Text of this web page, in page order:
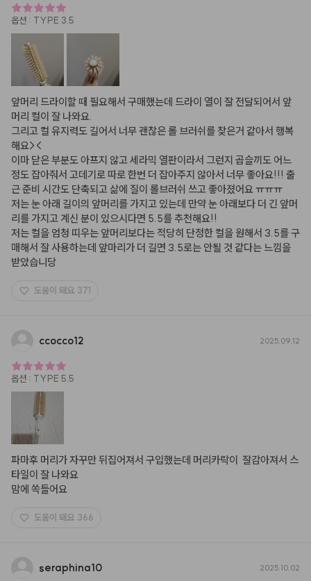
옵션 : TYPE 3.5
앞머리 드라이할 때 필요해서 구매했는데 드라이 열이 잘 전달되어서 앞
머리 컬이 잘 나와요.
그리고 컬 유지력도 길어서 너무 괜찮은 롤 브러쉬를 찾은거 같아서 행복
해요><
이마 닫은 부분도 아프지 않고 세라믹 열판이라서 그런지 곱슬끼도 어느
정도 잡아줘서 고데기로 따로 한번 더 잡아주지 않아서 너무 좋아요!!! 출
근 준비 시간도 단축되고 삶에 질이 롤브러쉬 쓰고 좋아졌어요 ㅠㅠㅠ
저는 눈 아래 길이의 앞머리를 가지고 있는데 만약 눈 아래보다 더 긴 앞머
리를 가지고 계신 분이 있으시다면 5.5를 추천해요!!
저는 컬을 엄청 띠우는 앞머리보다는 적당히 단정한 컬을 원해서 3.5를 구
매해서 잘 사용하는데 앞마리가 더 길면 3.5로는 안될 것 같다는 느낌을
받았습니당
도움이 돼요 371
ccocco12 2025.09.12
옵션 : TYPE 5.5
파마후 머리가 자꾸만 뒤집어져서 구입했는데 머리카락이  잘감아져서 스
타일이 잘 나와요
맘에 쏙들어요
도움이 돼요 366
seraphina10 2025.10.02